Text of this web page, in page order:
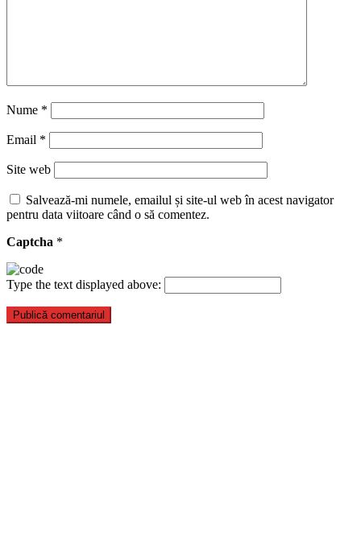
Nume *
Email *
Site web
Salvează-mi numele, emailul și site-ul web în acest navigator
pentru data viitoare când o să comentez.
Captcha *
Type the text displayed above: